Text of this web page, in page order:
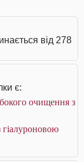
від 278
є:
очищення з
гіалуроновою